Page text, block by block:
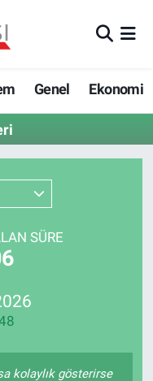
Genel Ekonomi
SÜRE
kolaylık gösterirse